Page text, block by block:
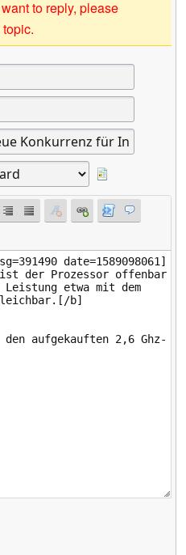
to reply, please